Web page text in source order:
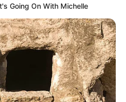
Going On With Michelle